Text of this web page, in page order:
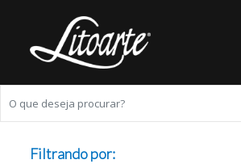
Filtrando por: